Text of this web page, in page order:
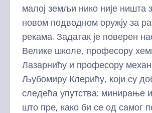
малој земљи нико није ништа
новом подводном оружју за
рекама. Задатак је поверен
Велике школе, професору
Лазарнићу и професору
Љубомиру Клерићу, који су
следећа упутства: минирање
што пре, како би се од самог